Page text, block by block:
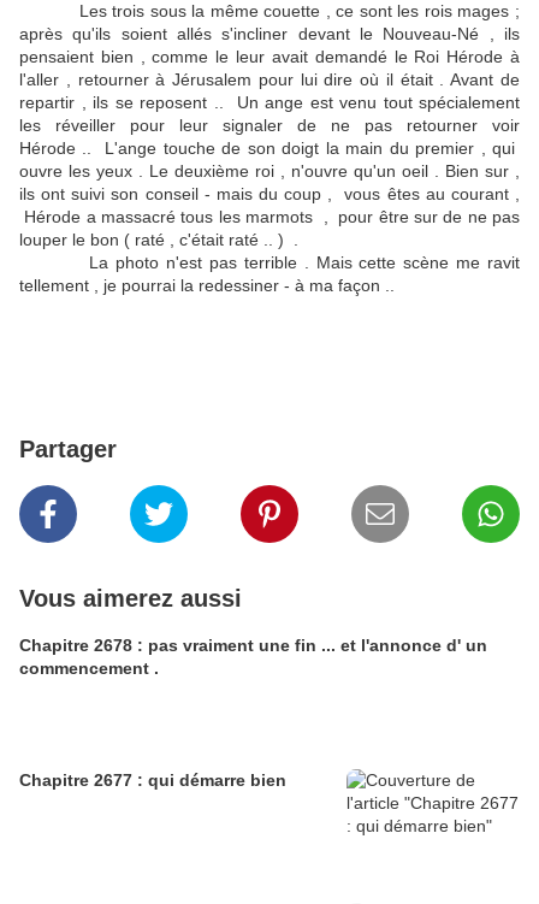
Les trois sous la même couette , ce sont les rois mages ;
après qu'ils soient allés s'incliner devant le Nouveau-Né , ils
pensaient bien , comme le leur avait demandé le Roi Hérode à
l'aller , retourner à Jérusalem pour lui dire où il était . Avant de
repartir , ils se reposent .. Un ange est venu tout spécialement
les réveiller pour leur signaler de ne pas retourner voir
Hérode .. L'ange touche de son doigt la main du premier , qui
ouvre les yeux . Le deuxième roi , n'ouvre qu'un oeil . Bien sur ,
ils ont suivi son conseil - mais du coup , vous êtes au courant ,
Hérode a massacré tous les marmots , pour être sur de ne pas
louper le bon ( raté , c'était raté .. ) .
La photo n'est pas terrible . Mais cette scène me ravit
tellement , je pourrai la redessiner - à ma façon ..
Partager
Vous aimerez aussi
Chapitre 2678 : pas vraiment une fin ... et l'annonce d' un
commencement .
Chapitre 2677 : qui démarre bien